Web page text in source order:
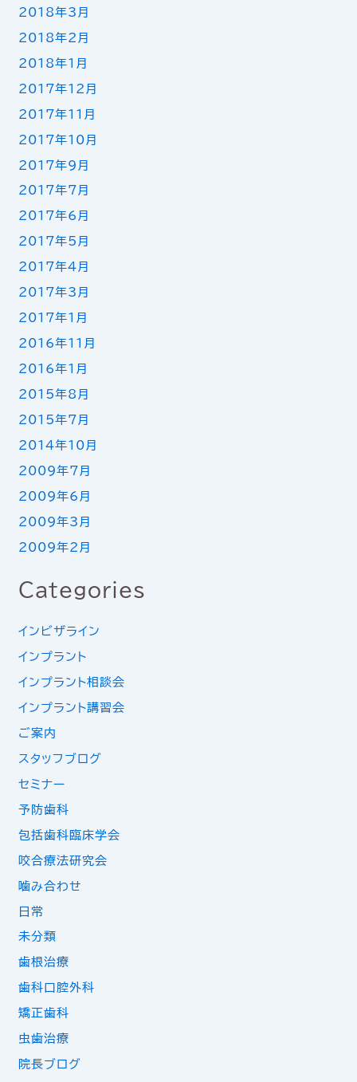
2018年3月
2018年2月
2018年1月
2017年12月
2017年11月
2017年10月
2017年9月
2017年7月
2017年6月
2017年5月
2017年4月
2017年3月
2017年1月
2016年11月
2016年1月
2015年8月
2015年7月
2014年10月
2009年7月
2009年6月
2009年3月
2009年2月
Categories
インビザライン
インプラント
インプラント相談会
インプラント講習会
ご案内
スタッフブログ
セミナー
予防歯科
包括歯科臨床学会
咬合療法研究会
噛み合わせ
日常
未分類
歯根治療
歯科口腔外科
矯正歯科
虫歯治療
院長ブログ